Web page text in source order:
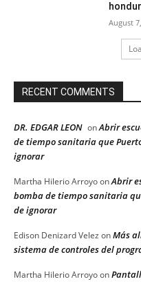
August
RECENT COMMENTS
DR. EDGAR LEON onAbrir
de tiempo sanitaria que
ignorar
Martha Hilerio ArroyoonAbrir
bomba de tiempo sanitaria
de ignorar
Edison Denizard Velez onMás
sistema de controles del
Martha Hilerio Arroyoon